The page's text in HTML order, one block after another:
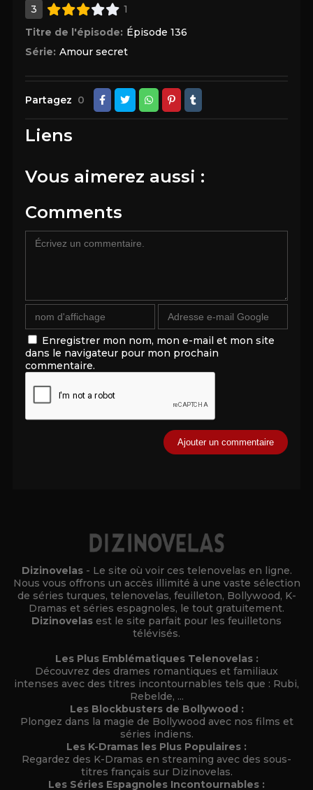
3
1
Titre de l'épisode: Épisode 136
Série: Amour secret
Partagez 0
Liens
Vous aimerez aussi :
Comments
Enregistrer mon nom, mon e-mail et mon site
dans le navigateur pour mon prochain
commentaire.
Dizinovelas - Le site où voir ces telenovelas en ligne.
Nous vous offrons un accès illimité à une vaste sélection
de séries turques, telenovelas, feuilleton, Bollywood, K-
Dramas et séries espagnoles, le tout gratuitement.
Dizinovelas est le site parfait pour les feuilletons
télévisés.
Les Plus Emblématiques Telenovelas :
Découvrez des drames romantiques et familiaux
intenses avec des titres incontournables tels que : Rubi,
Rebelde, ...
Les Blockbusters de Bollywood :
Plongez dans la magie de Bollywood avec nos films et
séries indiens.
Les K-Dramas les Plus Populaires :
Regardez des K-Dramas en streaming avec des sous-
titres français sur Dizinovelas.
Les Séries Espagnoles Incontournables :